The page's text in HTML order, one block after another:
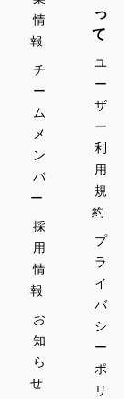
情
報
チ
ー
ム
メ
ン
バ
ー
採
用
情
報
お
知
ら
せ
っ
て
ユ
ー
ザ
ー
利
用
規
約
プ
ラ
イ
バ
シ
ー
ポ
リ